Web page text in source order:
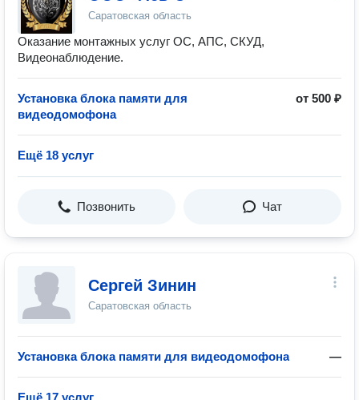
Саратовская область
Оказание монтажных услуг ОС, АПС, СКУД,
Видеонаблюдение.
Установка блока памяти для
видеодомофона
от 500 ₽
Ещё 18 услуг
Позвонить Чат
Сергей Зинин
Саратовская область
Установка блока памяти для видеодомофона —
Ещё 17 услуг